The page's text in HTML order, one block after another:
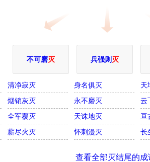
不可磨灭 兵强则 灭
清净寂灭 身名俱灭
天
烟销灰灭 永不磨灭
云
全军覆灭 天诛地灭
亘
薪尽火灭 怀刺漫灭 长
查看全部灭结尾的成